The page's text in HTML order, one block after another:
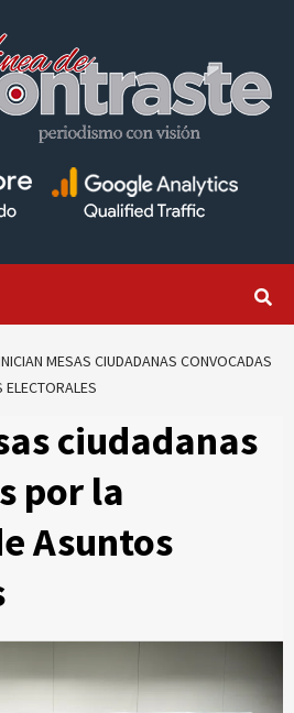
MESAS CIUDADANAS CONVOCADAS
ciudadanas
por la
Asuntos